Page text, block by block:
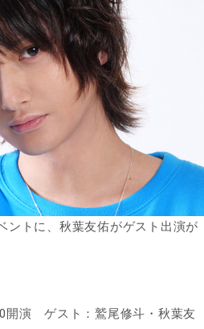
ントに、秋葉友佑がゲスト出演が
演 ゲスト：鷲尾修斗・秋葉友